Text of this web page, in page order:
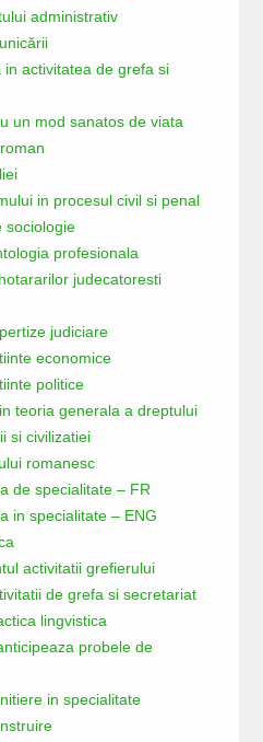
administrativ
activitatea de grefa si
un mod sanatos de viata
in procesul civil si penal
sociologie
profesionala
judecatoresti
judiciare
economice
politice
teoria generala a dreptului
si civilizatiei
romanesc
de specialitate – FR
in specialitate – ENG
activitatii grefierului
de grefa si secretariat
lingvistica
probele de
in specialitate